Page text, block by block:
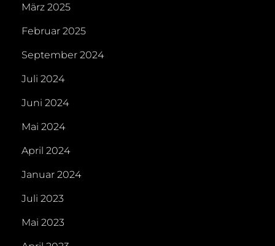
März 2025
Februar 2025
September 2024
Juli 2024
Juni 2024
Mai 2024
April 2024
Januar 2024
Juli 2023
Mai 2023